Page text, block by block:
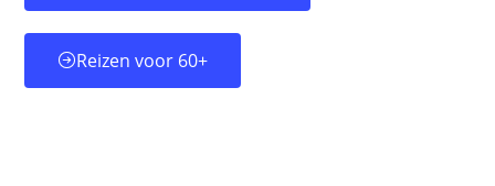
Reizen voor 60+